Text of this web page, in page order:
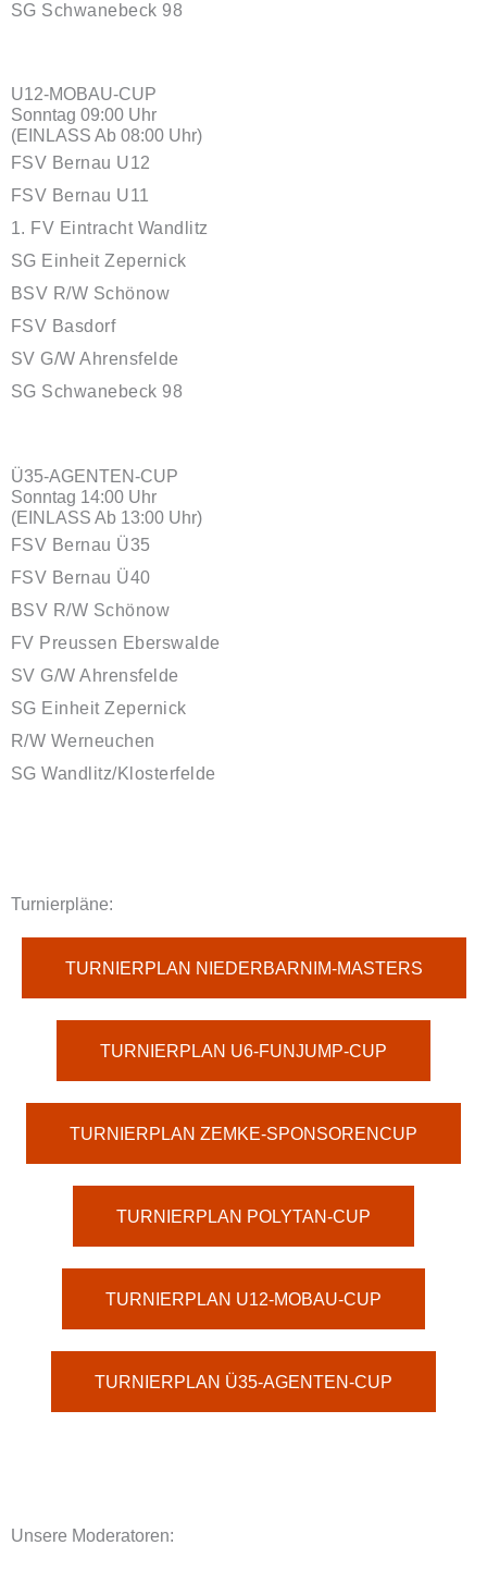
SG Schwanebeck 98
U12-MOBAU-CUP
Sonntag 09:00 Uhr
(EINLASS Ab 08:00 Uhr)
FSV Bernau U12
FSV Bernau U11
1. FV Eintracht Wandlitz
SG Einheit Zepernick
BSV R/W Schönow
FSV Basdorf
SV G/W Ahrensfelde
SG Schwanebeck 98
Ü35-AGENTEN-CUP
Sonntag 14:00 Uhr
(EINLASS Ab 13:00 Uhr)
FSV Bernau Ü35
FSV Bernau Ü40
BSV R/W Schönow
FV Preussen Eberswalde
SV G/W Ahrensfelde
SG Einheit Zepernick
R/W Werneuchen
SG Wandlitz/Klosterfelde
Turnierpläne:
TURNIERPLAN NIEDERBARNIM-MASTERS
TURNIERPLAN U6-FUNJUMP-CUP
TURNIERPLAN ZEMKE-SPONSORENCUP
TURNIERPLAN POLYTAN-CUP
TURNIERPLAN U12-MOBAU-CUP
TURNIERPLAN Ü35-AGENTEN-CUP
Unsere Moderatoren: